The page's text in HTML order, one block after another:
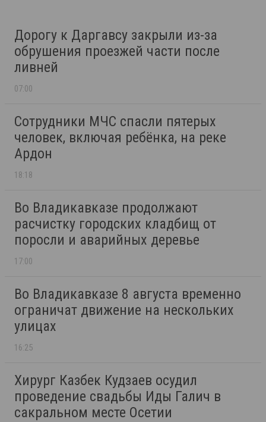
Дорогу к Даргавсу закрыли из-за
обрушения проезжей части после
ливней
07:00
Сотрудники МЧС спасли пятерых
человек, включая ребёнка, на реке
Ардон
18:18
Во Владикавказе продолжают
расчистку городских кладбищ от
поросли и аварийных деревье
17:00
Во Владикавказе 8 августа временно
ограничат движение на нескольких
улицах
16:25
Хирург Казбек Кудзаев осудил
проведение свадьбы Иды Галич в
сакральном месте Осетии